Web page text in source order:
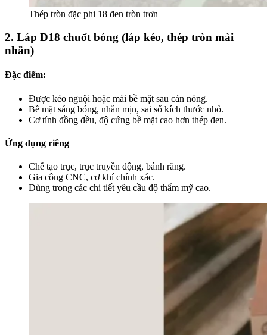
Thép tròn đặc phi 18 đen tròn trơn
2. Láp D18 chuốt bóng (láp kéo, thép tròn mài
nhẵn)
Đặc điểm:
Được kéo nguội hoặc mài bề mặt sau cán nóng.
Bề mặt sáng bóng, nhẵn mịn, sai số kích thước nhỏ.
Cơ tính đồng đều, độ cứng bề mặt cao hơn thép đen.
Ứng dụng riêng
Chế tạo trục, trục truyền động, bánh răng.
Gia công CNC, cơ khí chính xác.
Dùng trong các chi tiết yêu cầu độ thẩm mỹ cao.